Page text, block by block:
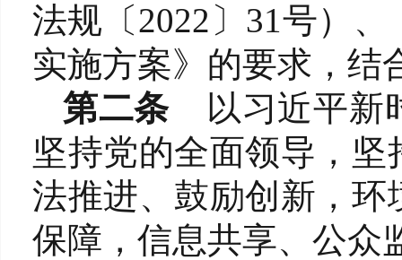
法规〔2022〕31号）
实施方案》的要求，结
第二条
以习近平新
坚持党的全面领导，
法推进、鼓励创新，
保障，信息共享、公众